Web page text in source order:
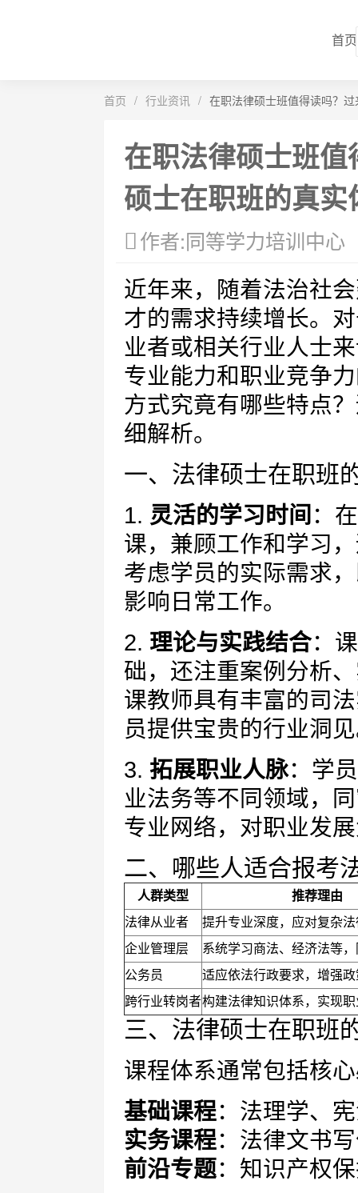
首页
首页 / 行业资讯 / 在职法律硕士班值得读吗？
在职法律硕士班
硕士在职班的真实
作者:同等学力培训中心
近年来，随着法治社
才的需求持续增长。
业者或相关行业人士
专业能力和职业竞争
方式究竟有哪些特点
细解析。
一、法律硕士在职班
1. 灵活的学习时间 ：
课，兼顾工作和学习
考虑学员的实际需求
影响日常工作。
2. 理论与实践结合：
础，还注重案例分析
课教师具有丰富的司
员提供宝贵的行业洞
3. 拓展职业人脉：学
业法务等不同领域，
专业网络，对职业发
二、哪些人适合报考
人群类型
推荐理由
法律从业者
提升专业深度，应对复杂
企业管理层
系统学习商法、经济法等
公务员
适应依法行政要求，增强
跨行业转岗者构建法律知识体系，实现
三、法律硕士在职班
课程体系通常包括核
基础课程：法理学、
实务课程：法律文书
前沿专题：知识产权